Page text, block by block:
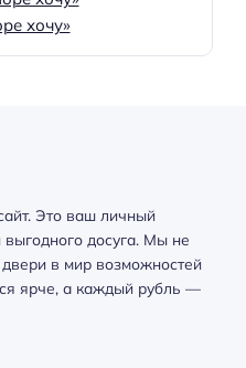
хочу»
Это ваш личный
досуга. Мы не
в мир возможностей
ярче, а каждый рубль —